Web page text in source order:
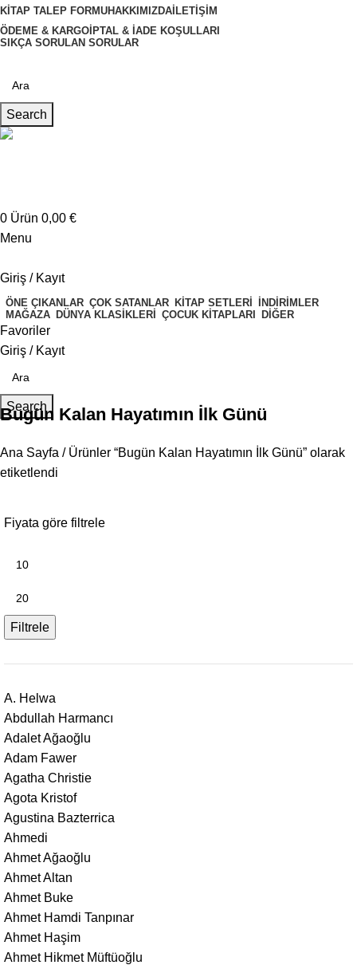
KITAP TALEP FORMUHAKKIMIZDA İLETIŞIM
ÖDEME & KARGO İPTAL & İADE KOŞULLARI
SIKÇA SORULAN SORULAR
Search
0 Ürün 0,00 €
Menu
Giriş / Kayıt
ÖNE ÇIKANLAR ÇOK SATANLAR KITAP SETLERI İNDIRIMLER
MAĞAZA DÜNYA KLASIKLERI ÇOCUK KITAPLARI DIĞER
Favoriler
Giriş / Kayıt
Search
Bugün Kalan Hayatımın İlk Günü
Ana Sayfa
Ürünler “Bugün Kalan Hayatımın İlk Günü” olarak
etiketlendi
Fiyata göre filtrele
Filtrele
A. Helwa
Abdullah Harmancı
Adalet Ağaoğlu
Adam Fawer
Agatha Christie
Agota Kristof
Agustina Bazterrica
Ahmedi
Ahmet Ağaoğlu
Ahmet Altan
Ahmet Buke
Ahmet Hamdi Tanpınar
Ahmet Haşim
Ahmet Hikmet Müftüoğlu